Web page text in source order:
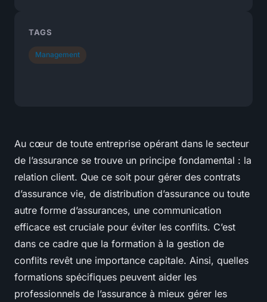
Au cœur de toute entreprise opérant dans le secteur
de l’assurance se trouve un principe fondamental : la
relation client. Que ce soit pour gérer des contrats
d’assurance vie, de distribution d’assurance ou toute
autre forme d’assurances, une communication
efficace est cruciale pour éviter les conflits. C’est
dans ce cadre que la formation à la gestion de
conflits revêt une importance capitale. Ainsi, quelles
formations spécifiques peuvent aider les
professionnels de l’assurance à mieux gérer les
TAGS
Management